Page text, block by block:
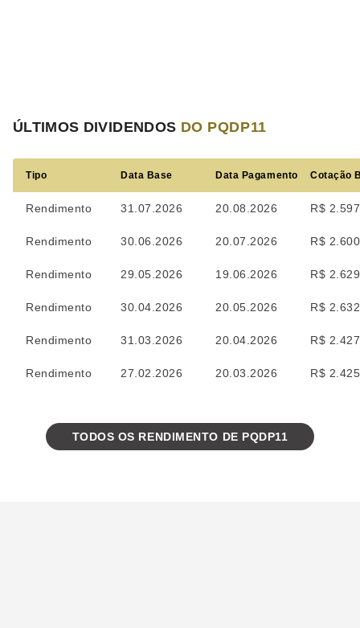
ÚLTIMOS DIVIDENDOS DO PQDP11
Tipo Data Base Data Pagamento Cotação
Rendimento 31.07.2026 20.08.2026 R$
Rendimento 30.06.2026 20.07.2026 R$
Rendimento 29.05.2026 19.06.2026 R$
Rendimento 30.04.2026 20.05.2026 R$
Rendimento 31.03.2026 20.04.2026 R$
Rendimento 27.02.2026 20.03.2026 R$
TODOS OS RENDIMENTO DE PQDP11